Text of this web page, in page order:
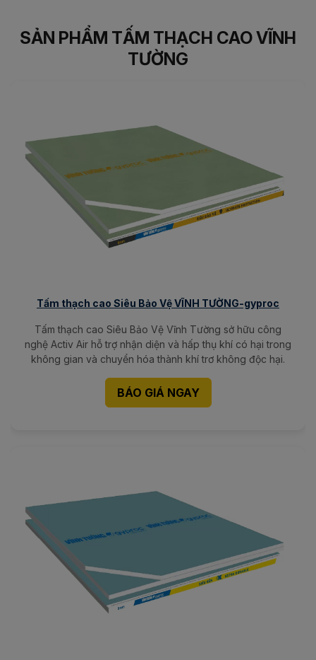
SẢN PHẨM TẤM THẠCH CAO VĨNH
TƯỜNG
Tấm thạch cao Siêu Bảo Vệ VĨNH TƯỜNG-gyproc
Tấm thạch cao Siêu Bảo Vệ Vĩnh Tường sở hữu công
nghệ Activ Air hỗ trợ nhận diện và hấp thụ khí có hại trong
không gian và chuyển hóa thành khí trơ không độc hại.
BÁO GIÁ NGAY